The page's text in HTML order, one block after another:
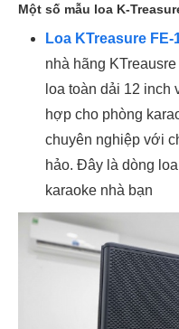
Một số mẫu loa K-
Loa KTreasure FE-
nhà hãng
loa toàn dải 12 inch
hợp cho phòng
chuyên nghiệp với
hảo. Đây là dòng
karaoke nhà bạn